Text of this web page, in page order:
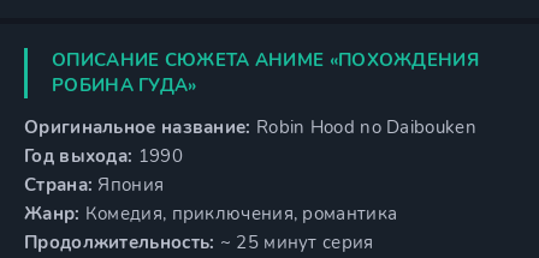
ОПИСАНИЕ СЮЖЕТА АНИМЕ «ПОХОЖДЕНИЯ
РОБИНА ГУДА»
Оригинальное название: Robin Hood no Daibouken
Год выхода: 1990
Страна: Япония
Жанр: Комедия, приключения, романтика
Продолжительность: ~ 25 минут серия